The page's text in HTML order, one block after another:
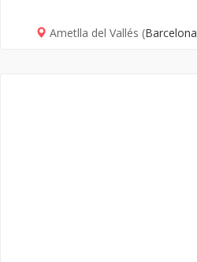
Ametlla del Vallés (Barcelona